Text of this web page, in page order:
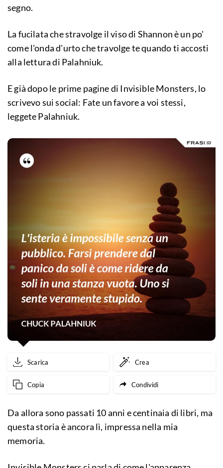
segno.
La fucilata che stravolge il viso di Shannon è un po'
come l'onda d'urto che travolge te quando ti accosti
alla lettura di Palahniuk.
E già dopo le prime pagine di Invisible Monsters, lo
scrivevo sui social: Fate un favore a voi stessi,
leggete Palahniuk.
Scarica Crea
Copia Condividi
Da allora sono passati 10 anni e centinaia di libri, ma
questa storia è ancora lì, impressa nella mia
memoria.